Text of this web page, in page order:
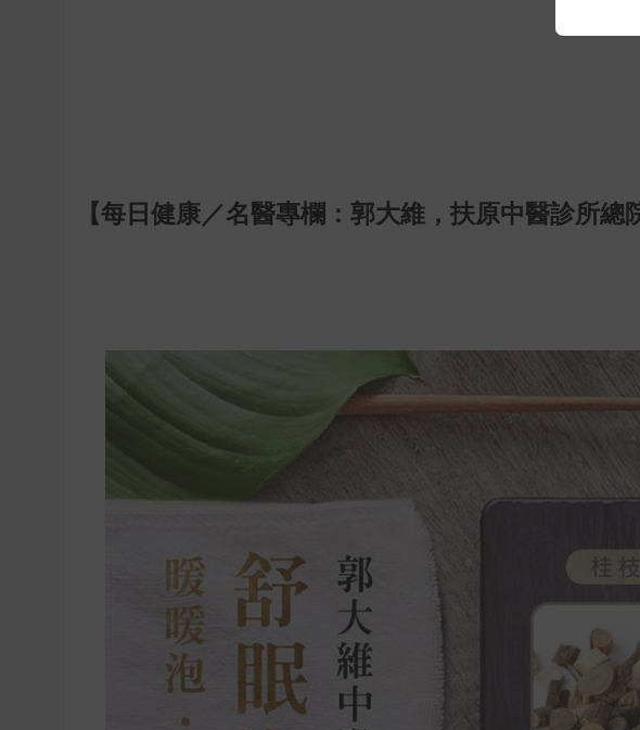
【每日健康／名醫專欄：郭大維，扶原中醫診所總